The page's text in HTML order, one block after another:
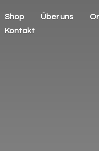
Shop Über uns
Kontakt